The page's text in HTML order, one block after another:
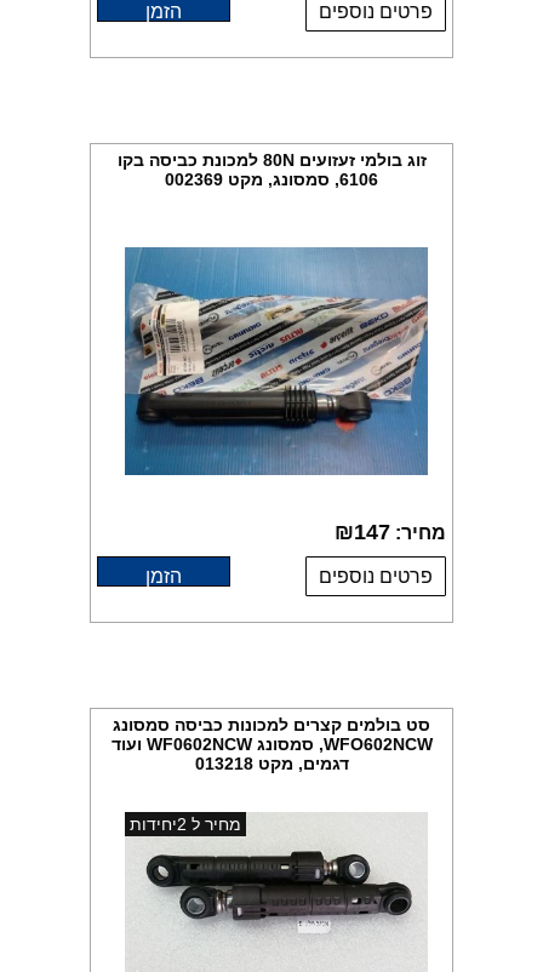
פרטים נוספים הזמן
זוג בולמי זעזועים 80N למכונת כביסה בקו
6106, סמסונג, מקט 002369
מחיר: ₪147
פרטים נוספים הזמן
סט בולמים קצרים למכונות כביסה סמסונג
WFO602NCW, סמסונג WF0602NCW ועוד
דגמים, מקט 013218
מחיר ל 2יחידות